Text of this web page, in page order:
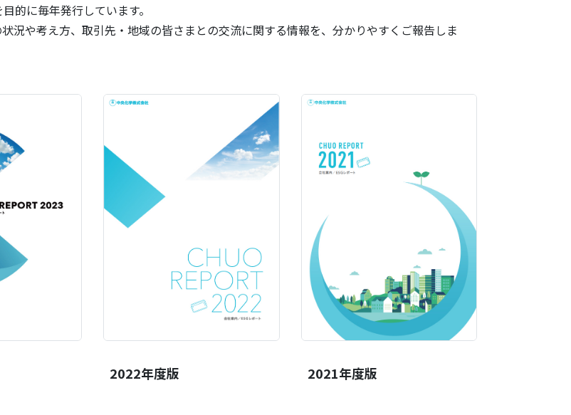
的に毎年発行しています。
況や考え方、取引先・地域の皆さまとの交流に関する情報を、分かりやすくご報告しま
2022年度版 2021年度版